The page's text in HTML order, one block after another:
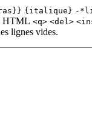
{italique} -
HTML <q> <del>
lignes vides.